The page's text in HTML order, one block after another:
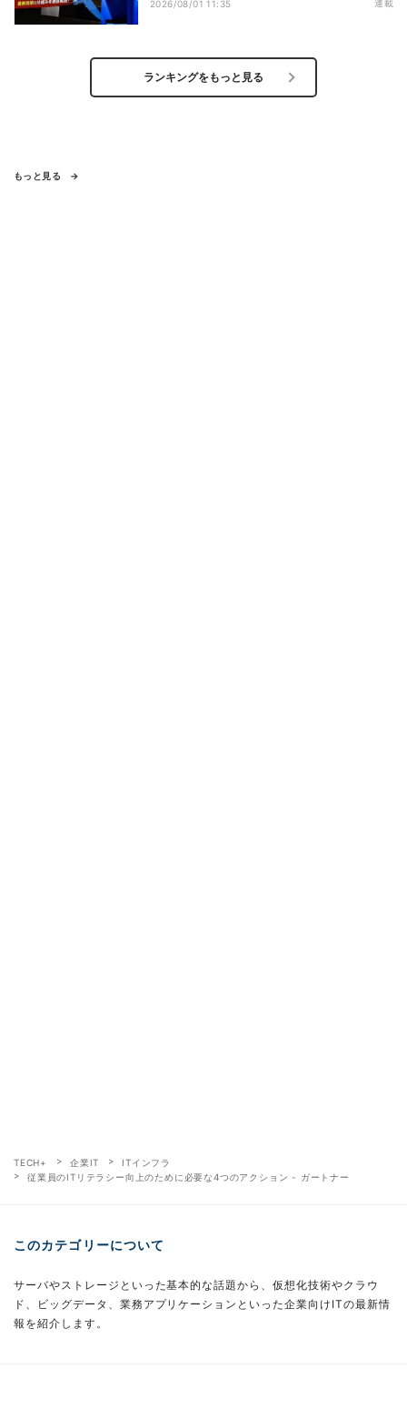
2026/08/01 11:35 連載
ランキングをもっと見る
もっと見る
TECH+ 企業IT
ITインフラ
従業員のITリテラシー向上のために必要な4つのアクション - ガートナー
このカテゴリーについて
サーバやストレージといった基本的な話題から、仮想化技術やクラウ
ド、ビッグデータ、業務アプリケーションといった企業向けITの最新情
報を紹介します。